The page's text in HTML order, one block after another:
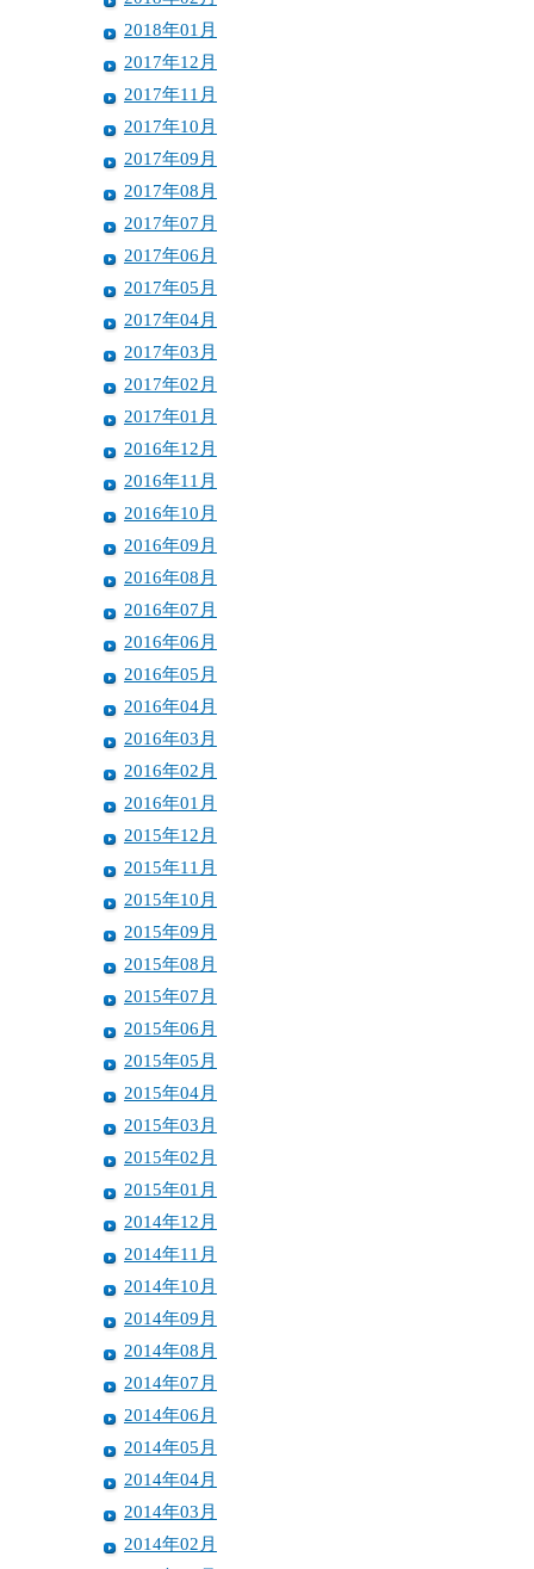
2018年01月
2017年12月
2017年11月
2017年10月
2017年09月
2017年08月
2017年07月
2017年06月
2017年05月
2017年04月
2017年03月
2017年02月
2017年01月
2016年12月
2016年11月
2016年10月
2016年09月
2016年08月
2016年07月
2016年06月
2016年05月
2016年04月
2016年03月
2016年02月
2016年01月
2015年12月
2015年11月
2015年10月
2015年09月
2015年08月
2015年07月
2015年06月
2015年05月
2015年04月
2015年03月
2015年02月
2015年01月
2014年12月
2014年11月
2014年10月
2014年09月
2014年08月
2014年07月
2014年06月
2014年05月
2014年04月
2014年03月
2014年02月